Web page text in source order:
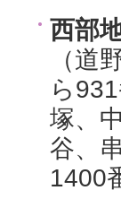
西部
（道
ら
塚、
谷、
1400